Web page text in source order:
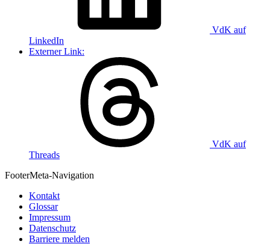
VdK auf
LinkedIn
Externer Link:
VdK auf
Threads
FooterMeta-Navigation
Kontakt
Glossar
Impressum
Datenschutz
Barriere melden